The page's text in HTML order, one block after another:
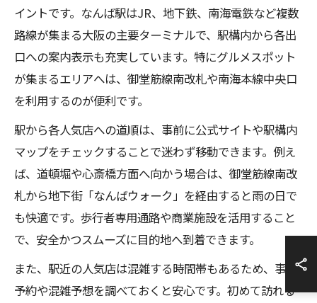
イントです。なんば駅はJR、地下鉄、南海電鉄など複数
路線が集まる大阪の主要ターミナルで、駅構内から各出
口への案内表示も充実しています。特にグルメスポット
が集まるエリアへは、御堂筋線南改札や南海本線中央口
を利用するのが便利です。
駅から各人気店への道順は、事前に公式サイトや駅構内
マップをチェックすることで迷わず移動できます。例え
ば、道頓堀や心斎橋方面へ向かう場合は、御堂筋線南改
札から地下街「なんばウォーク」を経由すると雨の日で
も快適です。歩行者専用通路や商業施設を活用すること
で、安全かつスムーズに目的地へ到着できます。
また、駅近の人気店は混雑する時間帯もあるため、事前
予約や混雑予想を調べておくと安心です。初めて訪れる